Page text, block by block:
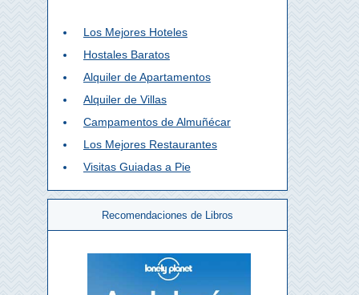
Los Mejores Hoteles
Hostales Baratos
Alquiler de Apartamentos
Alquiler de Villas
Campamentos de Almuñécar
Los Mejores Restaurantes
Visitas Guiadas a Pie
Recomendaciones de Libros